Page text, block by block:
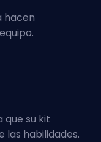
hacen
que su kit
las habilidades.